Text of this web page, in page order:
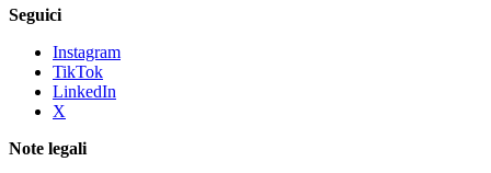
Seguici
Instagram
TikTok
LinkedIn
X
Note legali